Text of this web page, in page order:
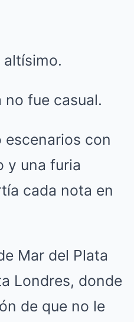
altísimo.
no fue casual.
escenarios con
y una furia
cada nota en
Mar del Plata
Londres, donde
de que no le